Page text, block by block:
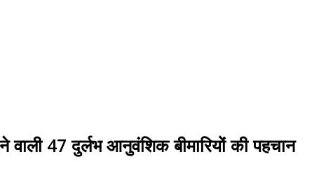
वाली 47 दुर्लभ आनुवंशिक बीमारियों की पहचान